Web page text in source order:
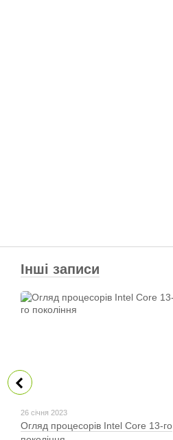
Інші записи
26 січня 2023
Огляд процесорів Intel Core 13-го